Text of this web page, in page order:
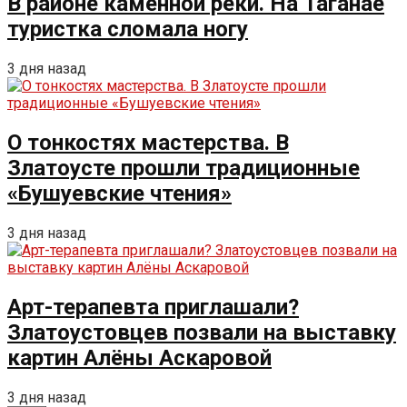
туристка сломала ногу
3 дня назад
О тонкостях мастерства. В
Златоусте прошли традиционные
«Бушуевские чтения»
3 дня назад
Арт-терапевта приглашали?
Златоустовцев позвали на выставку
картин Алёны Аскаровой
3 дня назад